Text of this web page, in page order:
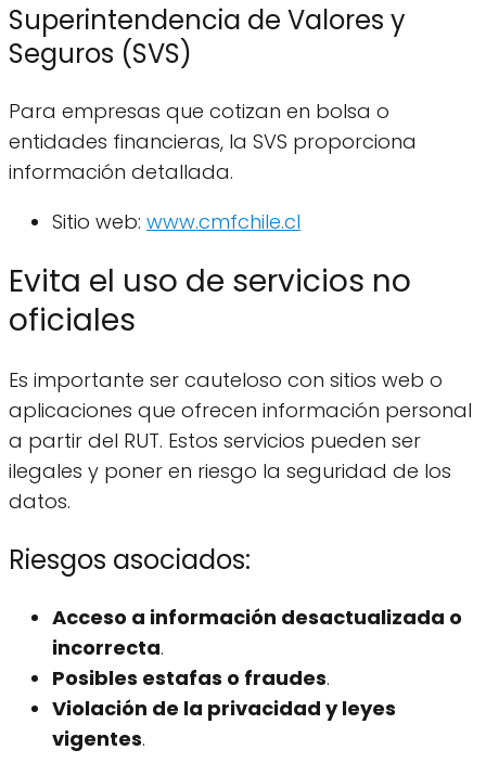
Superintendencia de Valores y
Seguros (SVS)
Para empresas que cotizan en bolsa o
entidades financieras, la SVS proporciona
información detallada.
Sitio web: www.cmfchile.cl
Evita el uso de servicios no
oficiales
Es importante ser cauteloso con sitios web o
aplicaciones que ofrecen información personal
a partir del RUT. Estos servicios pueden ser
ilegales y poner en riesgo la seguridad de los
datos.
Riesgos asociados:
Acceso a información desactualizada o
incorrecta.
Posibles estafas o fraudes.
Violación de la privacidad y leyes
vigentes.